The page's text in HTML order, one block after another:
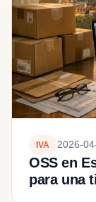
IVA 2026-
OSS en
para una